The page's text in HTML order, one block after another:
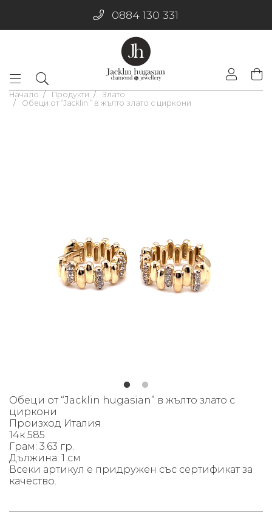
0884 130 331
Начало Продукти
Злато
Обеци от “Jacklin ” в жълто злато с циркони
Обеци от “Jacklin hugasian” в жълто злато с
циркони
Произход Италия
14к 585
Грам: 3.63 гр.
Дължина: 1 см
Всеки артикул е придружен със сертификат за
качество.